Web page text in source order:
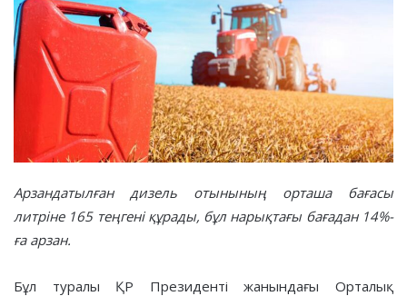
Арзандатылған дизель отынының орташа бағасы
литріне 165 теңгені құрады, бұл нарықтағы бағадан 14%-
ға арзан.
Бұл туралы ҚР Президенті жанындағы Орталық